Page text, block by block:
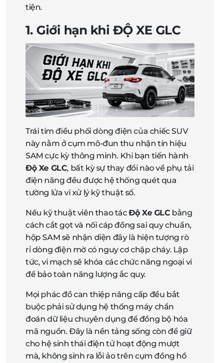
tiện.
1. Giới hạn khi ĐỘ XE GLC
Trái tim điều phối dòng điện của chiếc SUV
này nằm ở cụm mô-đun thu nhận tín hiệu
SAM cực kỳ thông minh. Khi bạn tiến hành
Độ Xe GLC, bất kỳ sự thay đổi nào về phụ tải
điện năng đều được hệ thống quét qua
tường lửa vi xử lý kỹ thuật số.
Nếu kỹ thuật viên thao tácĐộ Xe GLC bằng
cách cắt gọt và nối cáp đồng sai quy chuẩn,
hộp SAM sẽ nhận diện đây là hiện tượng rò
rỉ dòng điện mờ có nguy cơ chập cháy. Lập
tức, vi mạch sẽ khóa các chức năng ngoại vi
để bảo toàn năng lượng ắc quy.
Mọi phác đồ can thiệp nâng cấp đều bắt
buộc phải sử dụng hệ thống máy chẩn
đoán dữ liệu chuyên dụng để đồng bộ hóa
mã nguồn. Đây là nền tảng sống còn để giữ
cho hệ sinh thái điện tử hoạt động mượt
mà, không sinh ra lỗi ảo trên cụm đồng hồ